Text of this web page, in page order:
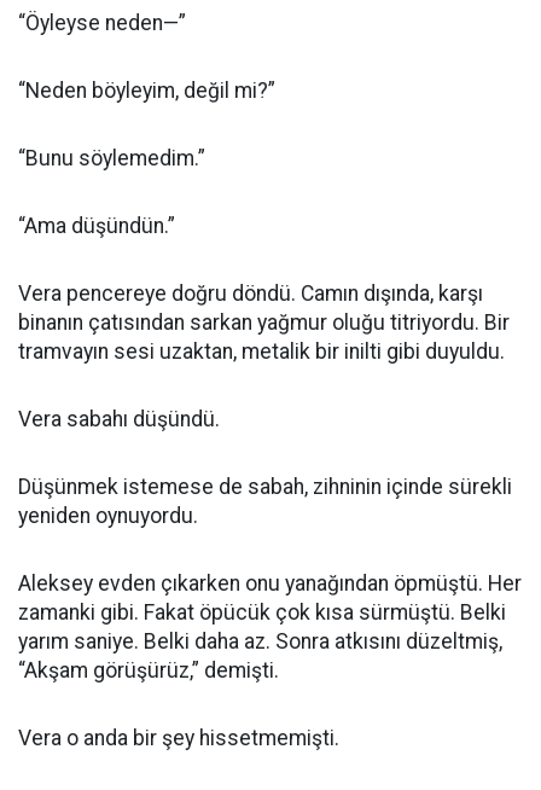
“Öyleyse neden—”
“Neden böyleyim, değil mi?”
“Bunu söylemedim.”
“Ama düşündün.”
Vera pencereye doğru döndü. Camın dışında, karşı
binanın çatısından sarkan yağmur oluğu titriyordu. Bir
tramvayın sesi uzaktan, metalik bir inilti gibi duyuldu.
Vera sabahı düşündü.
Düşünmek istemese de sabah, zihninin içinde sürekli
yeniden oynuyordu.
Aleksey evden çıkarken onu yanağından öpmüştü. Her
zamanki gibi. Fakat öpücük çok kısa sürmüştü. Belki
yarım saniye. Belki daha az. Sonra atkısını düzeltmiş,
“Akşam görüşürüz,” demişti.
Vera o anda bir şey hissetmemişti.